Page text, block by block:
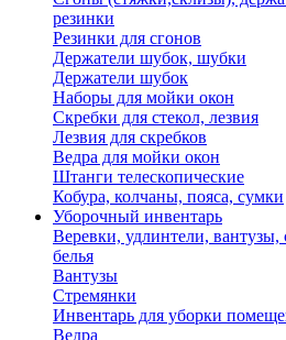
резинки
Резинки для сгонов
Держатели шубок, шубки
Держатели шубок
Наборы для мойки окон
Скребки для стекол, лезвия
Лезвия для скребков
Ведра для мойки окон
Штанги телескопические
Кобура, колчаны, пояса, сумки
Уборочный инвентарь
Веревки, удлинтели,
белья
Вантузы
Стремянки
Инвентарь для уборки
Ведра